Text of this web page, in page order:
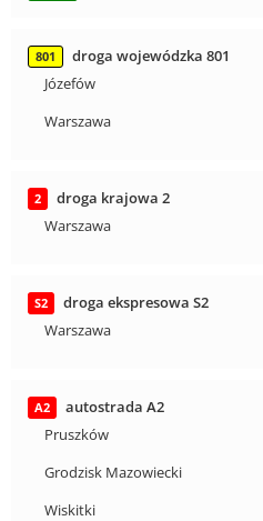
801
droga wojewódzka 801
Józefów
Warszawa
2
droga krajowa 2
Warszawa
S2
droga ekspresowa S2
Warszawa
A2
autostrada A2
Pruszków
Grodzisk Mazowiecki
Wiskitki